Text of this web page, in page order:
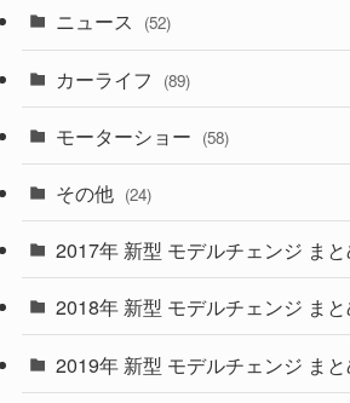
(43)
(6)
(9)
(30)
(27)
(28)
(27)
(26)
(10)
(35)
ニュース (52)
カーライフ (89)
モーターショー (58)
その他 (24)
2017年 新型 モデルチェンジ ま
2018年 新型 モデルチェンジ ま
2019年 新型 モデルチェンジ ま